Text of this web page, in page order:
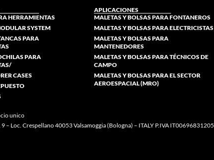
HERRAMIENTAS
SYSTEM
PARA
PARA
CASES
APLICACIONES
MALETAS Y BOLSAS PARA FONTANEROS
MALETAS Y BOLSAS PARA ELECTRICISTAS
MALETAS Y BOLSAS PARA
MANTENEDORES
MALETAS Y BOLSAS PARA TÉCNICOS DE
CAMPO
MALETAS Y BOLSAS PARA EL SECTOR
AEROESPACIAL (MRO)
unico
– Loc. Crespellano 40053 Valsamoggia (Bologna) – ITALY P.IVA IT00696831205